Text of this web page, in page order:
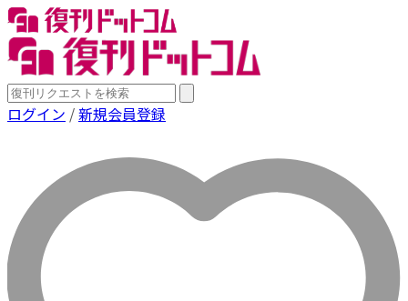
ログイン /新規会員登録